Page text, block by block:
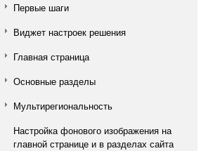
Первые шаги
Виджет настроек решения
Главная страница
Основные разделы
Мультирегиональность
Настройка фонового изображения на
главной странице и в разделах сайта